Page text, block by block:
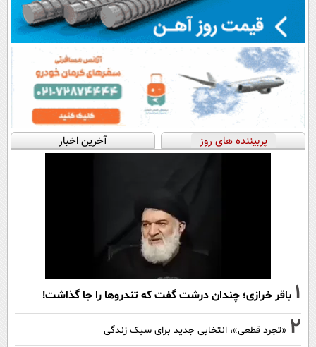
پربیننده های روز آخرین اخبار
1 باقر خرازی؛ چندان درشت گفت که تندروها را جا گذاشت!
2 «تجرد قطعی»، انتخابی جدید برای سبک زندگی